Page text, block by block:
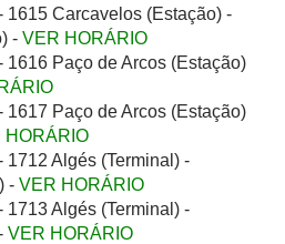
1615 Carcavelos (Estação) -
- VER HORÁRIO
1616 Paço de Arcos (Estação)
1617 Paço de Arcos (Estação)
HORÁRIO
1712 Algés (Terminal) -
- VER HORÁRIO
1713 Algés (Terminal) -
VER HORÁRIO